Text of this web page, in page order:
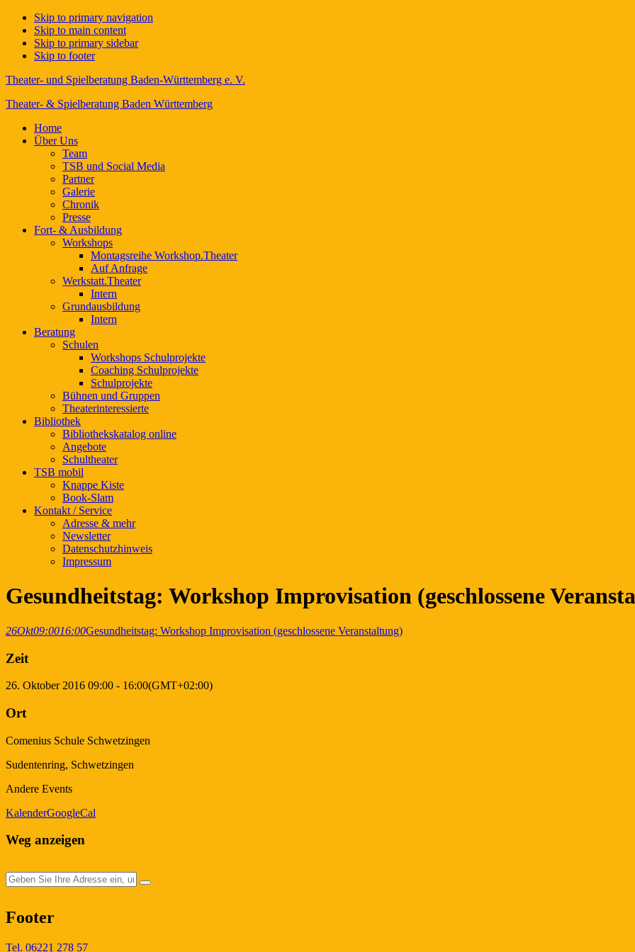
Skip to primary navigation
Skip to main content
Skip to primary sidebar
Skip to footer
Theater- und Spielberatung Baden-Württemberg e. V.
Theater- & Spielberatung Baden Württemberg
Home
Über Uns
Team
TSB und Social Media
Partner
Galerie
Chronik
Presse
Fort- & Ausbildung
Workshops
Montagsreihe Workshop.Theater
Auf Anfrage
Werkstatt.Theater
Intern
Grundausbildung
Intern
Beratung
Schulen
Workshops Schulprojekte
Coaching Schulprojekte
Schulprojekte
Bühnen und Gruppen
Theaterinteressierte
Bibliothek
Bibliothekskatalog online
Angebote
Schultheater
TSB mobil
Knappe Kiste
Book-Slam
Kontakt / Service
Adresse & mehr
Newsletter
Datenschutzhinweis
Impressum
Gesundheitstag: Workshop Improvisation (geschlossene
26Okt09:0016:00Gesundheitstag: Workshop Improvisation (geschlossene Veranstaltung)
Zeit
26. Oktober 2016 09:00 - 16:00(GMT+02:00)
Ort
Comenius Schule Schwetzingen
Sudentenring, Schwetzingen
Andere Events
KalenderGoogleCal
Weg anzeigen
Footer
Tel. 06221 278 57